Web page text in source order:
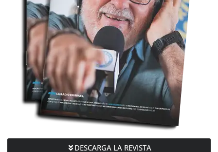
DESCARGA LA REVISTA